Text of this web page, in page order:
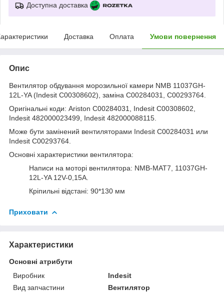
Доступна доставка
Доставка Оплата Умови повернення
Опис
Вентилятор обдування морозильної камери NMB 11037GH-
12L-YA (Indesit C00308602), заміна C00284031, C00293764.
Оригінальні коди: Ariston C00284031, Indesit C00308602,
Indesit 482000023499, Indesit 482000088115.
Може бути замінений вентиляторами Indesit C00284031 или
Indesit C00293764.
Основні характеристики вентилятора:
Написи на моторі вентилятора: NMB-MAT7, 11037GH-
12L-YA 12V-0,15A.
Кріпильні відстані: 90*130 мм
Приховати
Характеристики
Основні атрибути
Виробник
Indesit
Вид запчастини
Вентилятор